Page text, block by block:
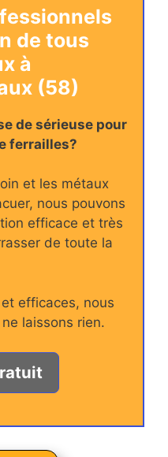
de tous
à
(58)
de sérieuse pour
ferrailles?
et les métaux
nous pouvons
efficace et très
de toute la
efficaces, nous
laissons rien.